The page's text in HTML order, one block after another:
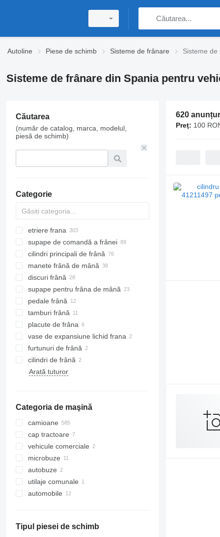
Autoline Piese de schimb Sisteme de frânare Sisteme de
Sisteme de frânare din Spania pentru
Căutarea
(număr de catalog, marca, modelul,
piesă de schimb)
Categorie
etriere frana
supape de comandă a frânei
cilindri principali de frână
manete frână de mână
discuri frână
supape pentru frâna de mână
pedale frână
tamburi frână
placute de frâna
vase de expansiune lichid frana
furtunuri de frână
cilindri de frână
Arată tuturor
Categoria de maşină
camioane
cap tractoare
vehicule comerciale
microbuze
autobuze
utilaje comunale
maşini comunale
automobile
Tipul piesei de schimb
620
Preţ: 100